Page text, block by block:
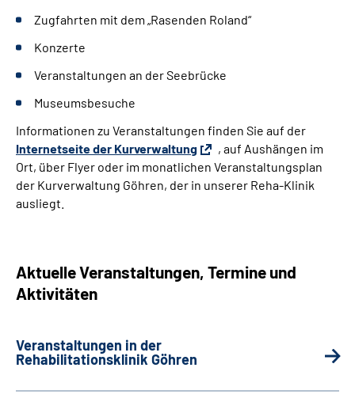
Zugfahrten mit dem „Rasenden Roland“
Konzerte
Veranstaltungen an der Seebrücke
Museumsbesuche
Informationen zu Veranstaltungen finden Sie auf der
Internetseite der Kurverwaltung
, auf Aushängen im
Ort, über Flyer oder im monatlichen Veranstaltungsplan
der Kurverwaltung Göhren, der in unserer Reha-Klinik
ausliegt.
Aktuelle Veranstaltungen, Termine und
Aktivitäten
Veranstaltungen in der
Rehabilitationsklinik Göhren